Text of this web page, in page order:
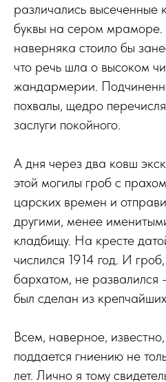
различались
буквы на сером мраморе.
наверняка стоило бы
что речь шла о высоком
жандармерии.
похвалы, щедро
заслуги покойного.
А дня через два ковш
этой могилы гроб с
царских времен и
другими, менее
кладбищу. На кресте
числился 1914 год. И
бархатом, не развалился
был сделан из
Всем, наверное,
поддается гниению не
лет. Лично я тому